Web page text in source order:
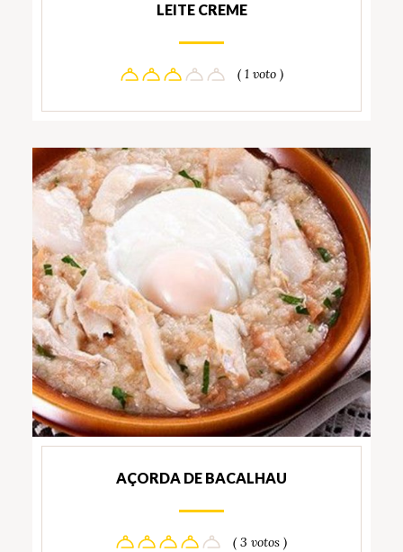
LEITE CREME
( 1 voto )
AÇORDA DE BACALHAU
( 3 votos )